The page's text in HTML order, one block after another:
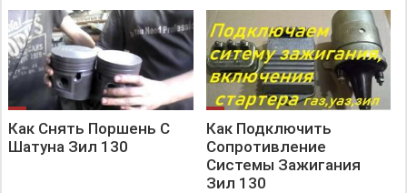
Как Снять Поршень С
Шатуна Зил 130
Как Подключить
Сопротивление
Системы Зажигания
Зил 130